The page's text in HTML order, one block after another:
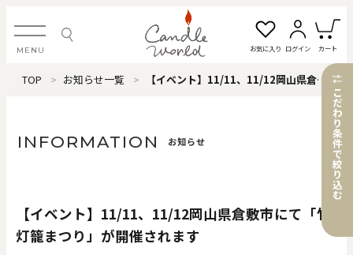
MENU お気に入り ログイン カート
ログイン・新規会員登録
すべてのアイテム
TOP お知らせ一覧 【イベント】11/11、11/12岡山県倉敷市にて「竹灯籠まつり」が開催されます
INFORMATION お知らせ
【イベント】11/11、11/12岡山県倉敷市にて「竹
灯籠まつり」が開催されます
こ
だ
わ
り
条
件
で
絞
り
込
む